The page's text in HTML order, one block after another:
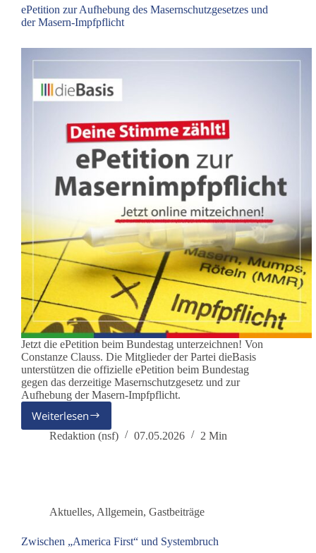
ePetition zur Aufhebung des Masernschutzgesetzes und
der Masern-Impfpflicht
Jetzt die ePetition beim Bundestag unterzeichnen! Von
Constanze Clauss. Die Mitglieder der Partei dieBasis
unterstützen die offizielle ePetition beim Bundestag
gegen das derzeitige Masernschutzgesetz und zur
Aufhebung der Masern-Impfpflicht.
Weiterlesen
ePetition
zur
der
Masern-
Impfpflicht
Redaktion (nsf) 07.05.2026 2 Min
Aktuelles, Allgemein, Gastbeiträge
Zwischen „America First“ und Systembruch